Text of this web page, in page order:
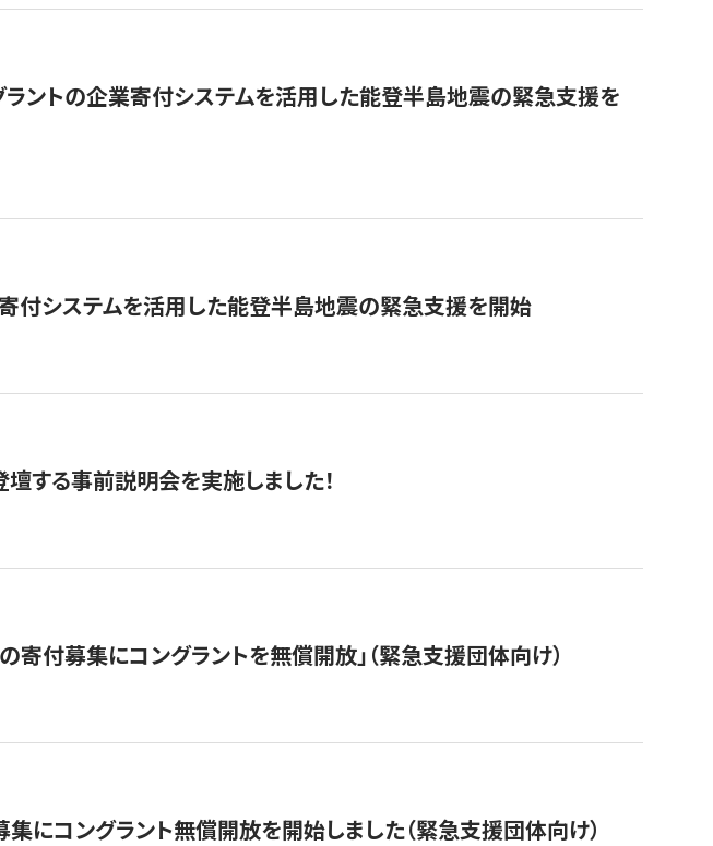
ラントの企業寄付システムを活用した能登半島地震の緊急支援を
付システムを活用した能登半島地震の緊急支援を開始
する事前説明会を実施しました！
付募集にコングラントを無償開放」（緊急支援団体向け）
にコングラント無償開放を開始しました（緊急支援団体向け）